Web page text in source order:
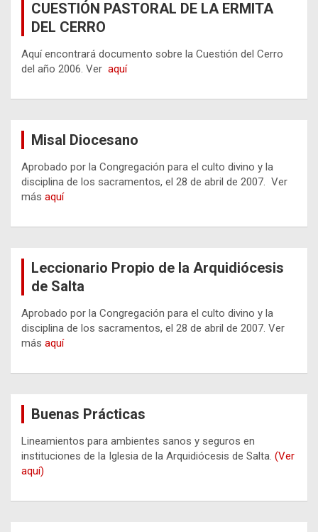
CUESTIÓN PASTORAL DE LA ERMITA
DEL CERRO
Aquí encontrará documento sobre la Cuestión del Cerro
del año 2006. Ver aquí
Misal Diocesano
Aprobado por la Congregación para el culto divino y la
disciplina de los sacramentos, el 28 de abril de 2007. Ver
más aquí
Leccionario Propio de la Arquidiócesis
de Salta
Aprobado por la Congregación para el culto divino y la
disciplina de los sacramentos, el 28 de abril de 2007. Ver
más aquí
Buenas Prácticas
Lineamientos para ambientes sanos y seguros en
instituciones de la Iglesia de la Arquidiócesis de Salta. (Ver
aquí)